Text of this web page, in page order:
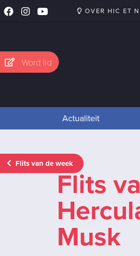
OVER HIC ET
Word lid
Actualiteit
Flits van de week
Flits
Musk